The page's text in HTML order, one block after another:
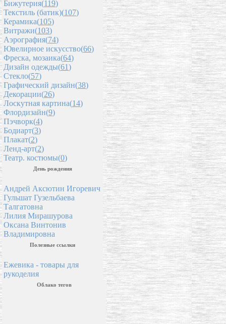
Бижутерия(119)
Текстиль (батик)(107)
Керамика(105)
Витражи(103)
Аэрография(74)
Ювелирное искусство(66)
Фреска, мозаика(64)
Дизайн одежды(61)
Стекло(57)
Графический дизайн(38)
Декорации(26)
Лоскутная картина(14)
Флордизайн(9)
Пэчворк(4)
Бодиарт(3)
Плакат(2)
Ленд-арт(2)
Театр. костюмы(0)
День рождения
Андрей Аксютин Игоревич
Гульшат Гузельбаева
Талгатовна
Лилия Мирашурова
Оксана Винтонив
Владимировна
Полезные ссылки
Ежевика - товары для
рукоделия
Облако тегов